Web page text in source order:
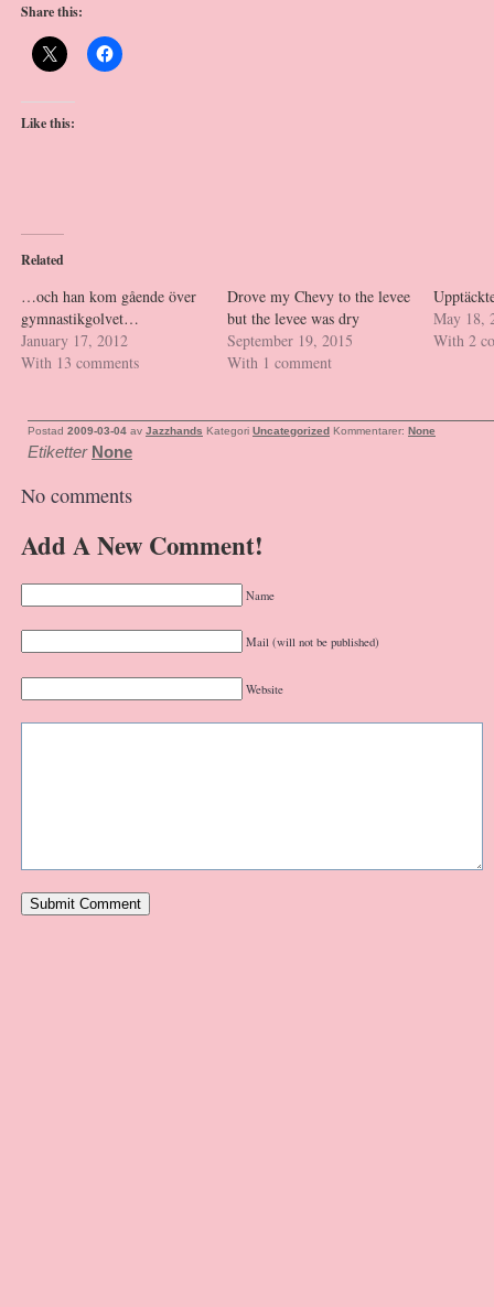
Share this:
Like this:
Related
…och han kom gående över
gymnastikgolvet…
January 17, 2012
With 13 comments
Drove my Chevy to the levee
but the levee was dry
September 19, 2015
With 1 comment
May 18,
With 2
Postad 2009-03-04 av Jazzhands Kategori Uncategorized Kommentarer: None
Etiketter None
No comments
Add A New Comment!
Name
Mail (will not be published)
Website